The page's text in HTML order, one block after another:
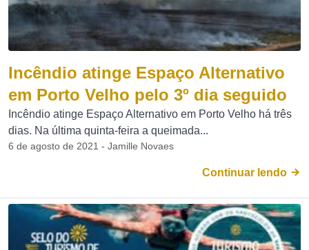
Incêndio atinge Espaço Alternativo
em Porto Velho pelo 3º dia seguido
Incêndio atinge Espaço Alternativo em Porto Velho há três
dias. Na última quinta-feira a queimada...
6 de agosto de 2021 - Jamille Novaes
Continuar lendo